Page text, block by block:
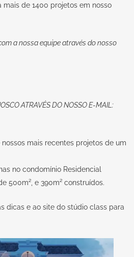
de 1400 projetos em nosso
a nossa equipe através do nosso
ATRAVÉS DO NOSSO E-MAIL:
mais recentes projetos de um
no condomínio Residencial
500m², e 390m² construídos.
dicas e ao site do stúdio class para